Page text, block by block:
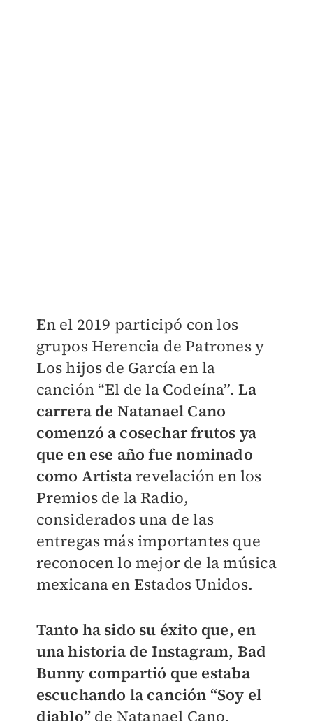
En el 2019 participó con los
grupos Herencia de Patrones y
Los hijos de García en la
canción “El de la Codeína”.La
carrera de Natanael Cano
comenzó a cosechar frutos ya
que en ese año fue nominado
como Artistarevelación en los
Premios de la Radio,
considerados una de las
entregas más importantes que
reconocen lo mejor de la música
mexicana en Estados Unidos.
Tanto ha sido su éxito que, en
una historia de Instagram, Bad
Bunny compartió que estaba
escuchando la canción “Soy el
diablo”de Natanael Cano.